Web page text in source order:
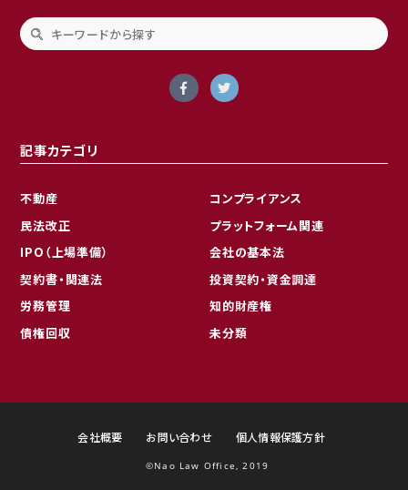
記事カテゴリ
不動産
コンプライアンス
民法改正
プラットフォーム関連
IPO（上場準備）
会社の基本法
契約書・関連法
投資契約・資金調達
労務管理
知的財産権
債権回収
未分類
会社概要 お問い合わせ 個人情報保護方針
©︎Nao Law Office, 2019